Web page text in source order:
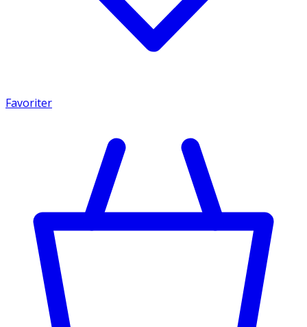
Favoriter